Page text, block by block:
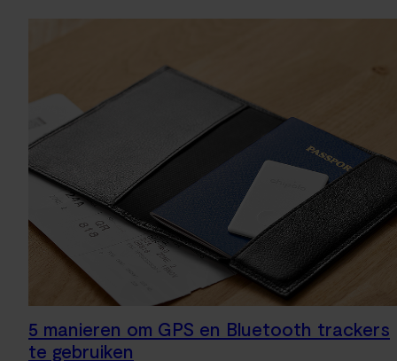
5 manieren om GPS en Bluetooth trackers
te gebruiken